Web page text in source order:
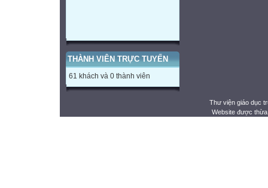
THÀNH VIÊN TRỰC TUYẾN
61 khách và 0 thành viên
Thư viện giáo dục
Website được